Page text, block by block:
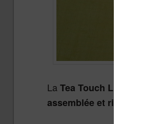
La Tea Touch Lux 3
assemblée et rigide